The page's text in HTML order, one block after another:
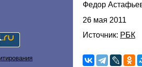
Федор
26 мая 2011
Источник: РБК